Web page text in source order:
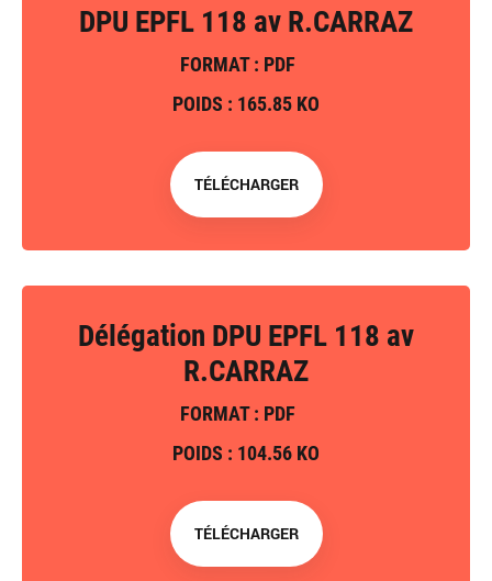
DPU EPFL 118 av R.CARRAZ
FORMAT : PDF
POIDS : 165.85 KO
TÉLÉCHARGER
Délégation DPU EPFL 118 av
R.CARRAZ
FORMAT : PDF
POIDS : 104.56 KO
TÉLÉCHARGER